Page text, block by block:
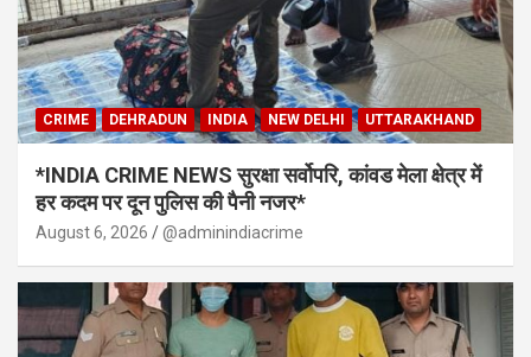
CRIME DEHRADUN INDIA NEW DELHI UTTARAKHAND
*INDIA CRIME NEWS सुरक्षा सर्वोपरि, कांवड मेला क्षेत्र में
हर कदम पर दून पुलिस की पैनी नजर*
August 6, 2026 @adminindiacrime